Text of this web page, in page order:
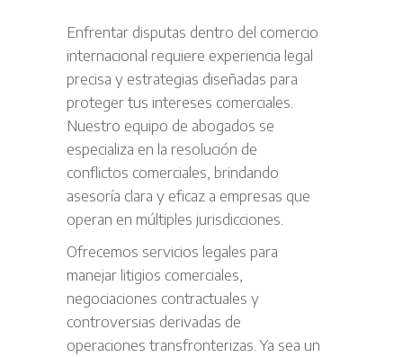
Enfrentar disputas dentro del comercio
internacional requiere experiencia legal
precisa y estrategias diseñadas para
proteger tus intereses comerciales.
Nuestro equipo de abogados se
especializa en la resolución de
conflictos comerciales, brindando
asesoría clara y eficaz a empresas que
operan en múltiples jurisdicciones.
Ofrecemos servicios legales para
manejar litigios comerciales,
negociaciones contractuales y
controversias derivadas de
operaciones transfronterizas. Ya sea un